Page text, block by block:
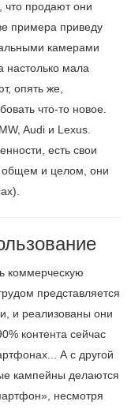
что продают они
примера приведу
камерами
настолько мала
опять же,
что-то новое.
Audi и Lexus.
есть свои
общем и целом, они
коммерческую
представляется
и реализованы они
контента сейчас
А с другой
кампейны делаются
несмотря